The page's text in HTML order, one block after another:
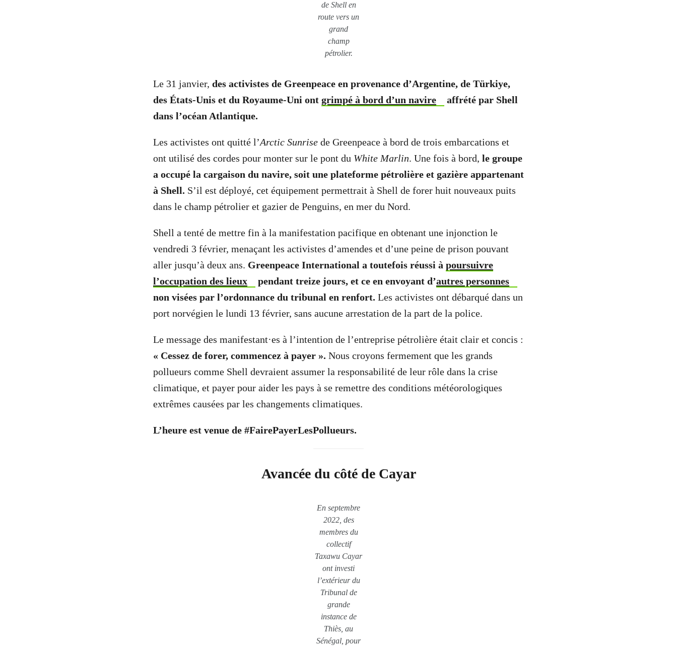
de Shell en
route vers un
grand
champ
pétrolier.
Le 31 janvier, des activistes de Greenpeace en provenance d’Argentine, de Türkiye,
des États-Unis et du Royaume-Uni ont grimpé à bord d’un navire
affrété par Shell
dans l’océan Atlantique.
Les activistes ont quitté l’Arctic Sunrise de Greenpeace à bord de trois embarcations et
ont utilisé des cordes pour monter sur le pont du White Marlin. Une fois à bord, le groupe
a occupé la cargaison du navire, soit une plateforme pétrolière et gazière appartenant
à Shell. S’il est déployé, cet équipement permettrait à Shell de forer huit nouveaux puits
dans le champ pétrolier et gazier de Penguins, en mer du Nord.
Shell a tenté de mettre fin à la manifestation pacifique en obtenant une injonction le
vendredi 3 février, menaçant les activistes d’amendes et d’une peine de prison pouvant
aller jusqu’à deux ans. Greenpeace International a toutefois réussi à poursuivre
l’occupation des lieux
pendant treize jours, et ce en envoyant d’autres personnes
non visées par l’ordonnance du tribunal en renfort. Les activistes ont débarqué dans un
port norvégien le lundi 13 février, sans aucune arrestation de la part de la police.
Le message des manifestant·es à l’intention de l’entreprise pétrolière était clair et concis :
« Cessez de forer, commencez à payer ». Nous croyons fermement que les grands
pollueurs comme Shell devraient assumer la responsabilité de leur rôle dans la crise
climatique, et payer pour aider les pays à se remettre des conditions météorologiques
extrêmes causées par les changements climatiques.
L’heure est venue de #FairePayerLesPollueurs.
Avancée du côté de Cayar
En septembre
2022, des
membres du
collectif
Taxawu Cayar
ont investi
l’extérieur du
Tribunal de
grande
instance de
Thiès, au
Sénégal, pour